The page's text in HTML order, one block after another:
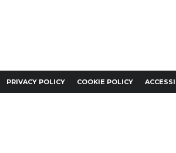
PRIVACY POLICY COOKIE POLICY